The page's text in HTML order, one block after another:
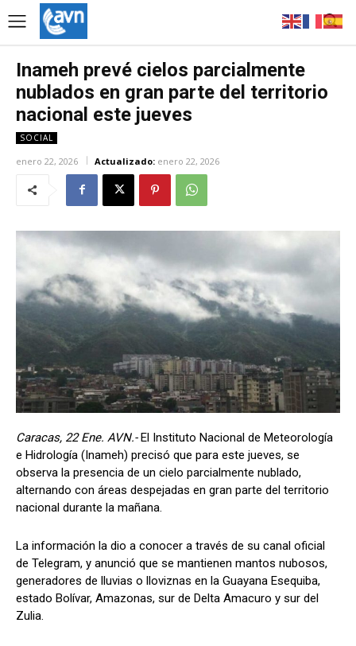
Inameh prevé cielos parcialmente
nublados en gran parte del territorio
nacional este jueves
SOCIAL
enero 22, 2026 Actualizado: enero 22, 2026
Caracas, 22 Ene. AVN.- El Instituto Nacional de Meteorología
e Hidrología (Inameh) precisó que para este jueves, se
observa la presencia de un cielo parcialmente nublado,
alternando con áreas despejadas en gran parte del territorio
nacional durante la mañana.
La información la dio a conocer a través de su canal oficial
de Telegram, y anunció que se mantienen mantos nubosos,
generadores de lluvias o lloviznas en la Guayana Esequiba,
estado Bolívar, Amazonas, sur de Delta Amacuro y sur del
Zulia.